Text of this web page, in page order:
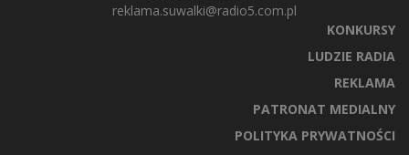
reklama.suwalki@radio5.com.pl
KONKURSY
LUDZIE RADIA
REKLAMA
PATRONAT MEDIALNY
POLITYKA PRYWATNOŚCI